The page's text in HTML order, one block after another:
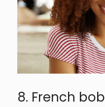
8. French bob